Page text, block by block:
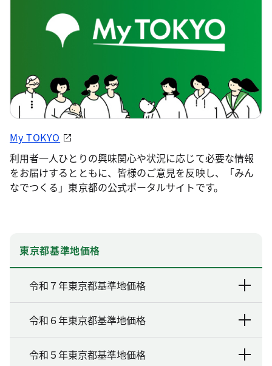
My TOKYO
利用者一人ひとりの興味関心や状況に応じて必要な情報
をお届けするとともに、皆様のご意見を反映し、「みん
なでつくる」東京都の公式ポータルサイトです。
東京都基準地価格
令和７年東京都基準地価格
令和６年東京都基準地価格
令和５年東京都基準地価格